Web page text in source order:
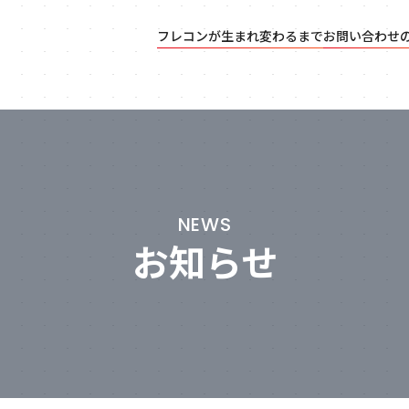
フレコンが生まれ変わるまでお問い合わせ
NEWS
お知らせ